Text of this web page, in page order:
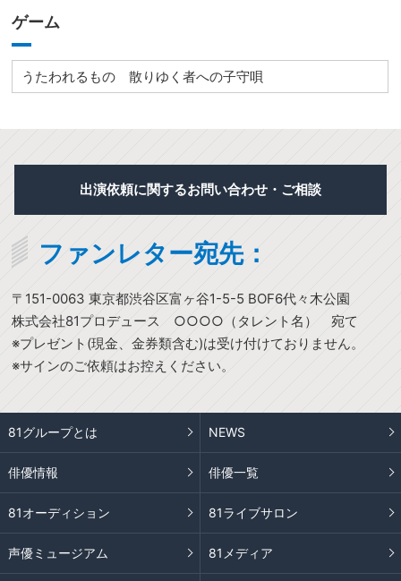
ゲーム
うたわれるもの 散りゆく者への子守唄
出演依頼に関するお問い合わせ・ご相談
ファンレター宛先：
〒151-0063 東京都渋谷区富ヶ谷1-5-5 BOF6代々木公園
株式会社81プロデュース ○○○○（タレント名） 宛て
※プレゼント(現金、金券類含む)は受け付けておりません。
※サインのご依頼はお控えください。
81グループとは NEWS
俳優情報 俳優一覧
81オーディション 81ライブサロン
声優ミュージアム 81メディア